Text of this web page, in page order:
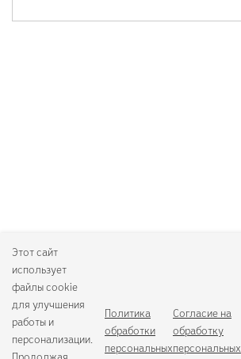
Этот сайт
использует
файлы cookie
для улучшения
работы и
персонализации.
Политика
обработки
персональных
Согласие на
обработку
персональных